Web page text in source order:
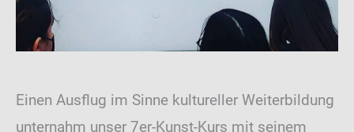
Einen Ausflug im Sinne kultureller Weiterbildung
unternahm unser 7er-Kunst-Kurs mit seinem